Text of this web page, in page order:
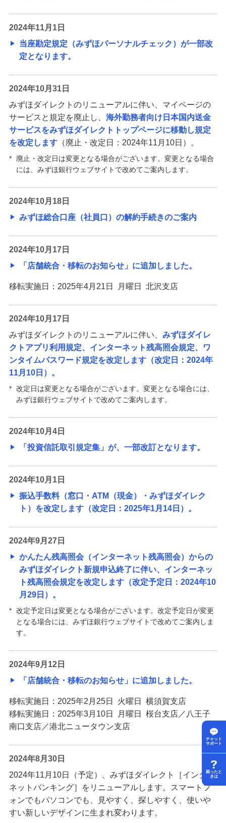
チャット
サポート
困ったと
きは
2024年11月1日
当座勘定規定（みずほパーソナルチェック）が一部改
定となります。
2024年10月31日
みずほダイレクトのリニューアルに伴い、マイページの
サービスと規定を廃止し、 海外勤務者向け日本国内送金
サービスをみずほダイレクトトップページに移動し規定
を改定します（廃止・改定日：2024年11月10日）。
*
廃止・改定日は変更となる場合がございます。変更となる場合
には、みずほ銀行ウェブサイトで改めてご案内します。
2024年10月18日
みずほ総合口座（社員口）の解約手続きのご案内
2024年10月17日
「店舗統合・移転のお知らせ」に追加しました。
移転実施日：2025年4月21日 月曜日 北沢支店
2024年10月17日
みずほダイレクトのリニューアルに伴い、 みずほダイレ
クトアプリ利用規定、インターネット残高照会規定、ワ
ンタイムパスワード規定を改定します（改定日：2024年
11月10日）。
* 改定日は変更となる場合がございます。変更となる場合には、
みずほ銀行ウェブサイトで改めてご案内します。
2024年10月4日
「投資信託取引規定集」が、一部改訂となります。
2024年10月1日
振込手数料（窓口・ATM（現金）・みずほダイレク
ト）を改定します（改定日：2025年1月14日）。
2024年9月27日
かんたん残高照会（インターネット残高照会）からの
みずほダイレクト新規申込終了に伴い、インターネッ
ト残高照会規定を改定します（改定予定日：2024年10
月29日）。
* 改定予定日は変更となる場合がございます。改定予定日が変更
となる場合には、みずほ銀行ウェブサイトで改めてご案内しま
す。
2024年9月12日
「店舗統合・移転のお知らせ」に追加しました。
移転実施日：2025年2月25日 火曜日 横須賀支店
移転実施日：2025年3月10日 月曜日 桜台支店／八王子
南口支店／港北ニュータウン支店
2024年8月30日
2024年11月10日（予定）、みずほダイレクト［インター
ネットバンキング］をリニューアルします。スマートフ
ォンでもパソコンでも、見やすく、探しやすく、使いや
すい新しいデザインに生まれ変わります。